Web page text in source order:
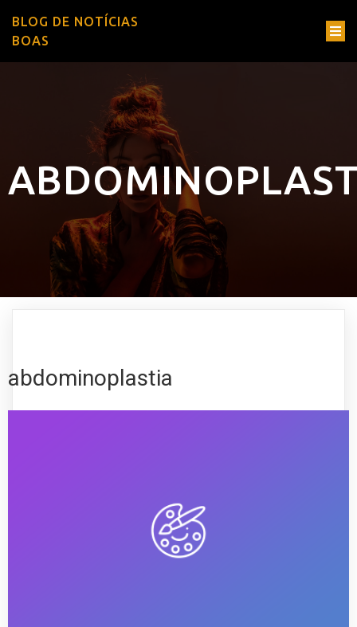
BLOG DE NOTÍCIAS
BOAS
abdominoplastia